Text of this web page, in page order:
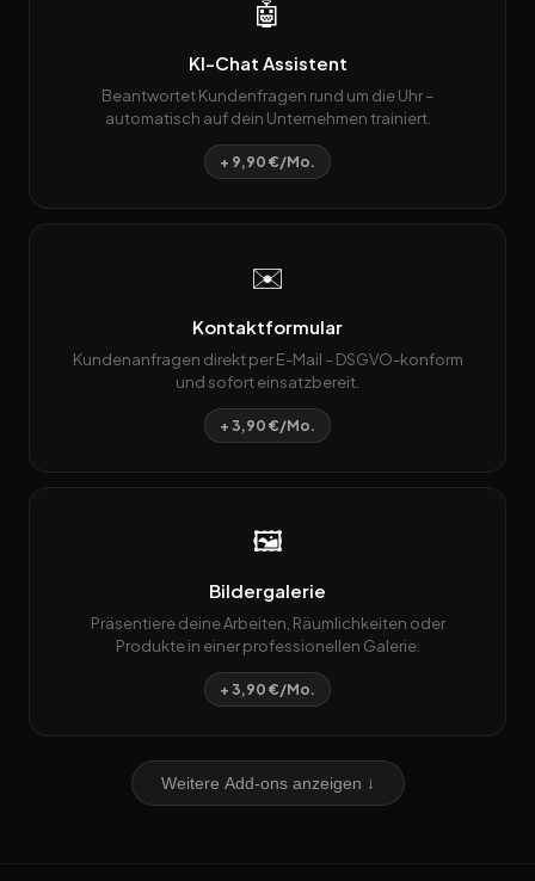
🤖
KI-Chat Assistent
Beantwortet Kundenfragen rund um die Uhr –
automatisch auf dein Unternehmen trainiert.
+ 9,90 €/Mo.
✉️
Kontaktformular
Kundenanfragen direkt per E-Mail – DSGVO-konform
und sofort einsatzbereit.
+ 3,90 €/Mo.
🖼️
Bildergalerie
Präsentiere deine Arbeiten, Räumlichkeiten oder
Produkte in einer professionellen Galerie.
+ 3,90 €/Mo.
Weitere Add-ons anzeigen ↓